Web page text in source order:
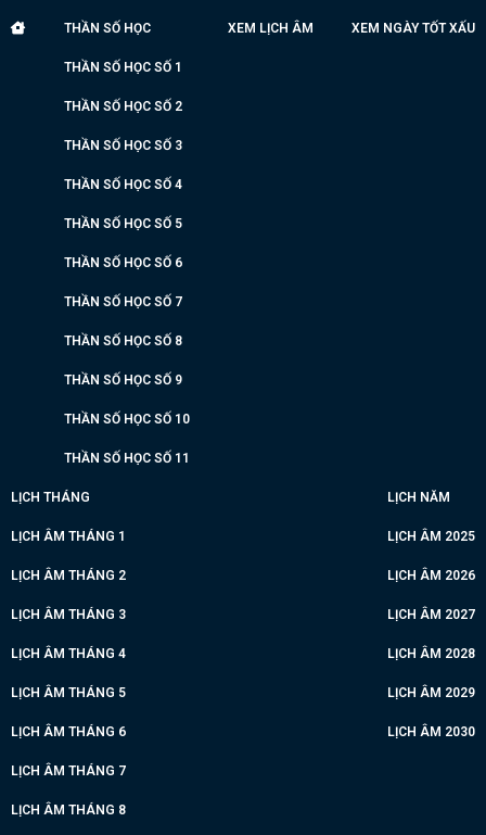
THẦN SỐ HỌC
THẦN SỐ HỌC SỐ 1
THẦN SỐ HỌC SỐ 2
THẦN SỐ HỌC SỐ 3
THẦN SỐ HỌC SỐ 4
THẦN SỐ HỌC SỐ 5
THẦN SỐ HỌC SỐ 6
THẦN SỐ HỌC SỐ 7
THẦN SỐ HỌC SỐ 8
THẦN SỐ HỌC SỐ 9
THẦN SỐ HỌC SỐ 10
THẦN SỐ HỌC SỐ 11
XEM LỊCH ÂM XEM NGÀY TỐT XẤU
LỊCH THÁNG
LỊCH ÂM THÁNG 1
LỊCH ÂM THÁNG 2
LỊCH ÂM THÁNG 3
LỊCH ÂM THÁNG 4
LỊCH ÂM THÁNG 5
LỊCH ÂM THÁNG 6
LỊCH ÂM THÁNG 7
LỊCH ÂM THÁNG 8
LỊCH NĂM
LỊCH ÂM 2025
LỊCH ÂM 2026
LỊCH ÂM 2027
LỊCH ÂM 2028
LỊCH ÂM 2029
LỊCH ÂM 2030